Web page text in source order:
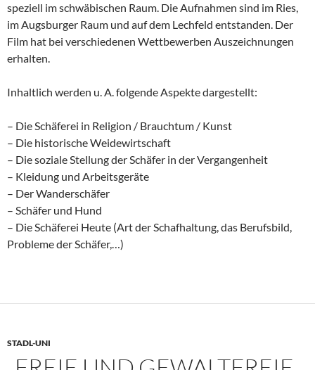
speziell im schwäbischen Raum. Die Aufnahmen sind im Ries,
im Augsburger Raum und auf dem Lechfeld entstanden. Der
Film hat bei verschiedenen Wettbewerben Auszeichnungen
erhalten.
Inhaltlich werden u. A. folgende Aspekte dargestellt:
– Die Schäferei in Religion / Brauchtum / Kunst
– Die historische Weidewirtschaft
– Die soziale Stellung der Schäfer in der Vergangenheit
– Kleidung und Arbeitsgeräte
– Der Wanderschäfer
– Schäfer und Hund
– Die Schäferei Heute (Art der Schafhaltung, das Berufsbild,
Probleme der Schäfer,…)
STADL-UNI